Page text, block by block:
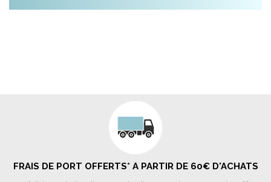
FRAIS DE PORT OFFERTS* A PARTIR DE 60€ D'ACHATS